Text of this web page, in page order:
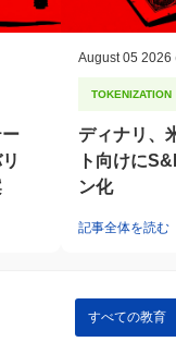
August 05 2026
TOKENIZATION
ディナリ、
ト向けに
ン化
記事全体を読む
すべての教育